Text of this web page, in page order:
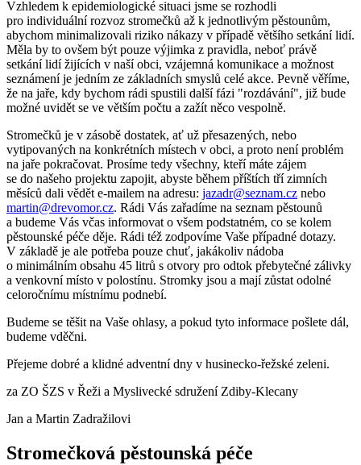
Vzhledem k epidemiologické situaci jsme se rozhodli
pro individuální rozvoz stromečků až k jednotlivým pěstounům,
abychom minimalizovali riziko nákazy v případě většího setkání lidí.
Měla by to ovšem být pouze výjimka z pravidla, neboť právě
setkání lidí žijících v naší obci, vzájemná komunikace a možnost
seznámení je jedním ze základních smyslů celé akce. Pevně věříme,
že na jaře, kdy bychom rádi spustili další fázi "rozdávání", již bude
možné uvidět se ve větším počtu a zažít něco vespolně.
Stromečků je v zásobě dostatek, ať už přesazených, nebo
vytipovaných na konkrétních místech v obci, a proto není problém
na jaře pokračovat. Prosíme tedy všechny, kteří máte zájem
se do našeho projektu zapojit, abyste během příštích tří zimních
měsíců dali vědět e-mailem na adresu: jazadr@seznam.cz nebo
martin@drevomor.cz. Rádi Vás zařadíme na seznam pěstounů
a budeme Vás včas informovat o všem podstatném, co se kolem
pěstounské péče děje. Rádi též zodpovíme Vaše případné dotazy.
V základě je ale potřeba pouze chuť, jakákoliv nádoba
o minimálním obsahu 45 litrů s otvory pro odtok přebytečné zálivky
a venkovní místo v polostínu. Stromky jsou a mají zůstat odolné
celoročnímu místnímu podnebí.
Budeme se těšit na Vaše ohlasy, a pokud tyto informace pošlete dál,
budeme vděčni.
Přejeme dobré a klidné adventní dny v husinecko-řežské zeleni.
za ZO ŠZS v Řeži a Myslivecké sdružení Zdiby-Klecany
Jan a Martin Zadražilovi
Stromečková pěstounská péče